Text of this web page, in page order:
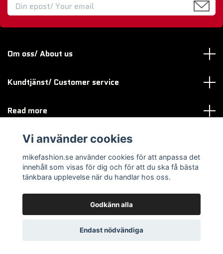
Om oss/ About us
Kundtjänst/ Customer service
Read more
Sociala medier
© 2026 mikefashion.se
Vi använder cookies
mikefashion.se använder cookies för att anpassa det
innehåll som visas för dig och för att du ska få bästa
tänkbara upplevelse när du handlar hos oss.
Godkänn alla
Endast nödvändiga